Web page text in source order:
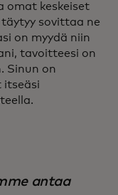
omat keskeiset
sovittaa ne
on myydä niin
tavoitteesi on
Sinun on
itseäsi
antaa